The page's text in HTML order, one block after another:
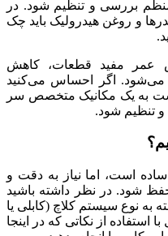
منظم بررسی و تنظیم شود. در
و روغن هیدرولیک باید چک
عمر مفید قطعات، کاهش
اگر احساس می‌کنید
به یک مکانیک متخصص سر
و تنظیم شود.
است، اما نیاز به دقت و
شود. در نظر داشته باشید
نوع سیستم کلاچ (کابلی یا
استفاده از نکاتی که در اینجا